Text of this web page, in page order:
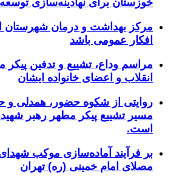
خوزستان برای نهادینه‌سازی توسعه
مرکز بهداشت و درمان شهرستان
افکار عمومی باشد
مراسم وداع، تشییع و تدفین پیکر
انقلاب و اعضای خانواده ایشان
روایتی از شکوه حضور، همدلی و
مسیر تشییع پیکر مطهر رهبر
است.
بر فرآیند آماده‌سازی موکب
مصلای امام خمینی (ره) تهران